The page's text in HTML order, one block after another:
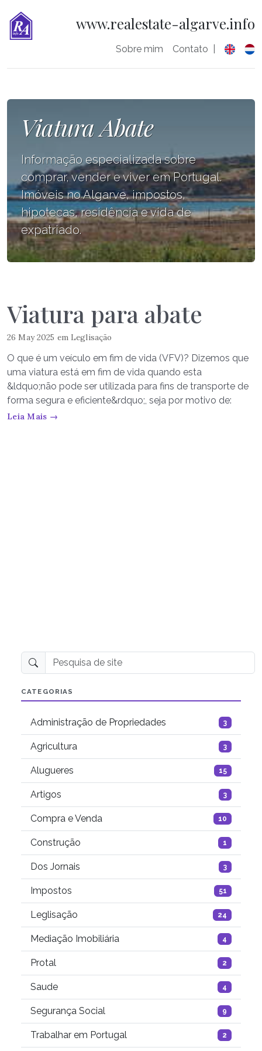
www.realestate-algarve.info
Sobre mim Contato
Viatura Abate
Informação especializada sobre
comprar, vender e viver em Portugal.
Imóveis no Algarve, impostos,
hipotecas, residência e vida de
expatriado.
Viatura para abate
26 May 2025 em Leglisação
O que é um veículo em fim de vida (VFV)? Dizemos que
uma viatura está em fim de vida quando esta
&ldquo;não pode ser utilizada para fins de transporte de
forma segura e eficiente&rdquo;, seja por motivo de:
Leia Mais →
CATEGORIAS
Administração de Propriedades 3
Agricultura 3
Alugueres 15
Artigos 3
Compra e Venda 10
Construção 1
Dos Jornais 3
Impostos 51
Leglisação 24
Mediação Imobiliária 4
Protal 2
Saude 4
Segurança Social 9
Trabalhar em Portugal 2